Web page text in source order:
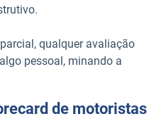
qualquer avaliação
pessoal, minando a
de motoristas